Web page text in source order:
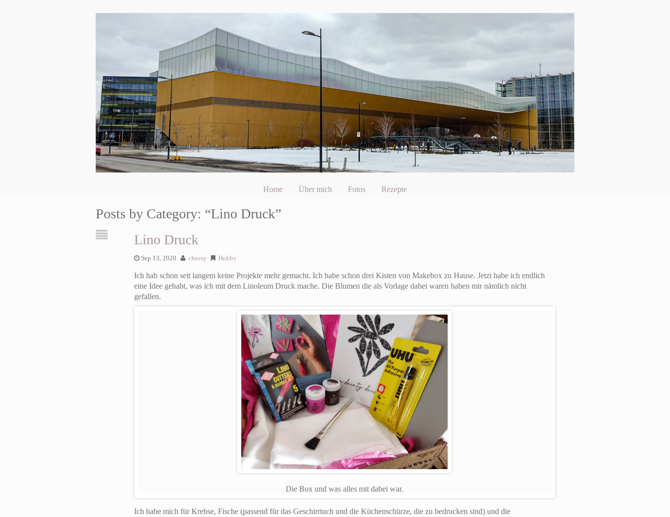
Home Über mich Fotos Rezepte
Posts by Category: “Lino Druck”
Lino Druck
Sep 13, 2020 cheesy Hobby
Ich hab schon seit langem keine Projekte mehr gemacht. Ich habe schon drei Kisten von Makebox zu Hause. Jetzt habe ich endlich
eine Idee gehabt, was ich mit dem Linoleum Druck mache. Die Blumen die als Vorlage dabei waren haben mir nämlich nicht
gefallen.
Die Box und was alles mit dabei war.
Ich habe mich für Krebse, Fische (passend für das Geschirrtuch und die Küchenschürze, die zu bedrucken sind) und die